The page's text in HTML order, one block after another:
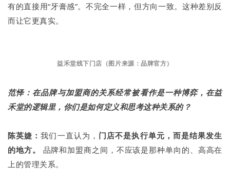
有的直接用“牙膏感”。不完全一样，但方向一致。这种差别反
而让它更真实。
益禾堂线下门店（图片来源：品牌官方）
范怿：在品牌与加盟商的关系经常被看作是一种博弈，在益
禾堂的逻辑里，你们是如何定义和思考这种关系的？
陈英婕：我们一直认为， 门店不是执行单元，而是结果发生
的地方。 品牌和加盟商之间，不应该是那种单向的、高高在
上的管理关系。